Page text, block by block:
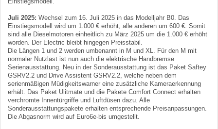
Juli 2025: Wechsel zum 16. Juli 2025 in das Modelljahr B0. Das
Einstiegsmodell wird um 1.000 € erhöht, alle anderen um 600 €. Somit
sind alle Dieselmotoren einheitlich zu März 2025 um die 1.000 € erhöht
worden. Der Electric bleibt hingegen Preisstabil.
Die Längen 1 und 2 werden umbenannt in M und XL. Für den M mit
normaler Nutzlast ist nun auch die elektrische Handbremse
Serienausstattung. Neu in der Sonderausstattung ist das Paket Saftey
GSRV2.2 und Drive Assistent GSRV2.2, welche neben dem
serienmäßigen Müdigkeitswarner eine zusätzliche Kameraerkennung
erhält. Das Paket Ulitmate und die Pakete Comfort Connect erhalten
verchromte Innentürgriffe und Luftdüsen dazu. Alle
Sonderausstattungspakete erhalten entsprechende Preisanpassungen.
Die Abgasnorm wird auf Euro6e-bis umgestellt.